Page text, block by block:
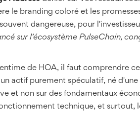
le branding coloré et les
dangereuse, pour
sur l'écosystème PulseChain,
de HOA, il faut comprendre
actif purement spéculatif, né
et non sur des fondamentaux
technique, et surtout,